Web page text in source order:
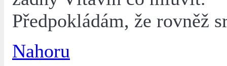
Předpokládám, že rovněž
Nahoru